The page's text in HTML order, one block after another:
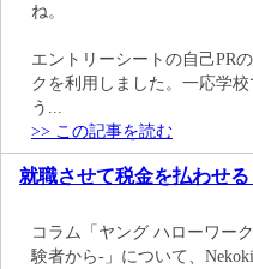
ね。
エントリーシートの自己PR
クを利用しました。一応学
う...
>> この記事を読む
就職させて税金を払わせる
コラム「ヤング ハローワー
験者から-」について、